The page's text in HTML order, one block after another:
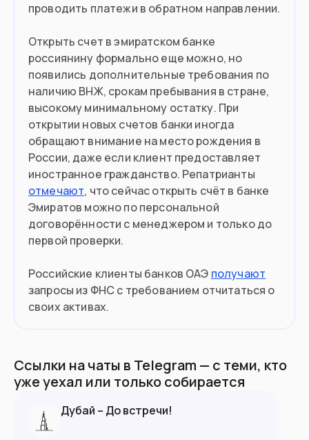
проводить платежи в обратном направлении.
Открыть счет в эмиратском банке
россиянину формально еще можно, но
появились дополнительные требования по
наличию ВНЖ, срокам пребывания в стране,
высокому минимальному остатку. При
открытии новых счетов банки иногда
обращают внимание на место рождения в
России, даже если клиент предоставляет
иностранное гражданство. Репатрианты
отмечают, что сейчас открыть счёт в банке
Эмиратов можно по персональной
договорённости с менеджером и только до
первой проверки.
Российские клиенты банков ОАЭ получают
запросы из ФНС с требованием отчитаться о
своих активах.
Ссылки на чаты в Telegram — с теми, кто
уже уехал или только собирается
Дубай – До встречи!